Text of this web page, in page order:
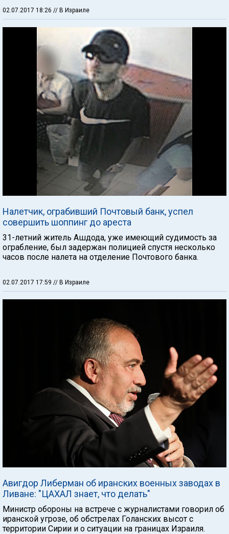
02.07.2017 18:26 // В Израиле
Налетчик, ограбивший Почтовый банк, успел
совершить шоппинг до ареста
31-летний житель Ашдода, уже имеющий судимость за
ограбление, был задержан полицией спустя несколько
часов после налета на отделение Почтового банка.
02.07.2017 17:59 // В Израиле
Авигдор Либерман об иранских военных заводах в
Ливане: "ЦАХАЛ знает, что делать"
Министр обороны на встрече с журналистами говорил об
иранской угрозе, об обстрелах Голанских высот с
территории Сирии и о ситуации на границах Израиля.